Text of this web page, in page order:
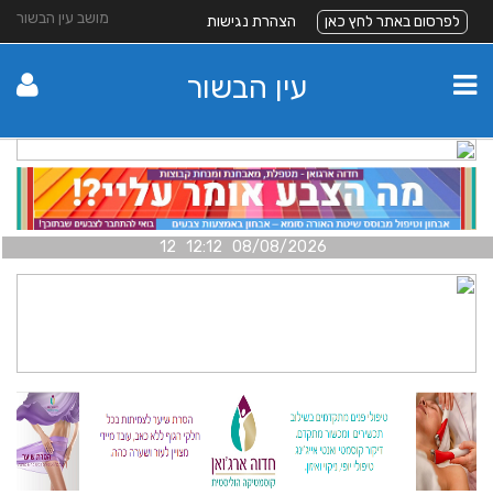
מושב עין הבשור לפרסום באתר לחץ כאן הצהרת נגישות
עין הבשור
08/08/2026 12:12 12